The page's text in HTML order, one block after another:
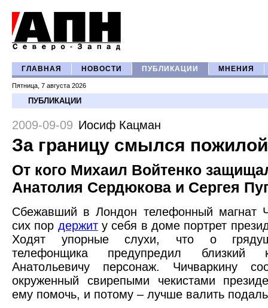
ГЛАВНАЯ НОВОСТИ ПУБЛИКАЦИИ МНЕНИЯ
Пятница, 7 августа 2026
ПУБЛИКАЦИИ
2009-09-09 Иосиф Кацман
За границу смылся
От кого Михаил Войтенко
Анатолия Сердюкова и Сергея
Сбежавший в Лондон телефонный магнат
сих пор держиту себя в доме портрет
Ходят упорные слухи, что о
телефонщика предупредил
Анатольевичу персонаж. Чичваркину
окруженный свирепыми чекистами
ему помочь, и потому – лучше валить